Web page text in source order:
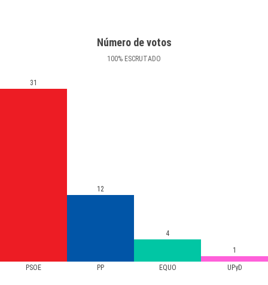
Número de votos
100% ESCRUTADO
PSOE PP EQUO UPyD
31
12
4
1